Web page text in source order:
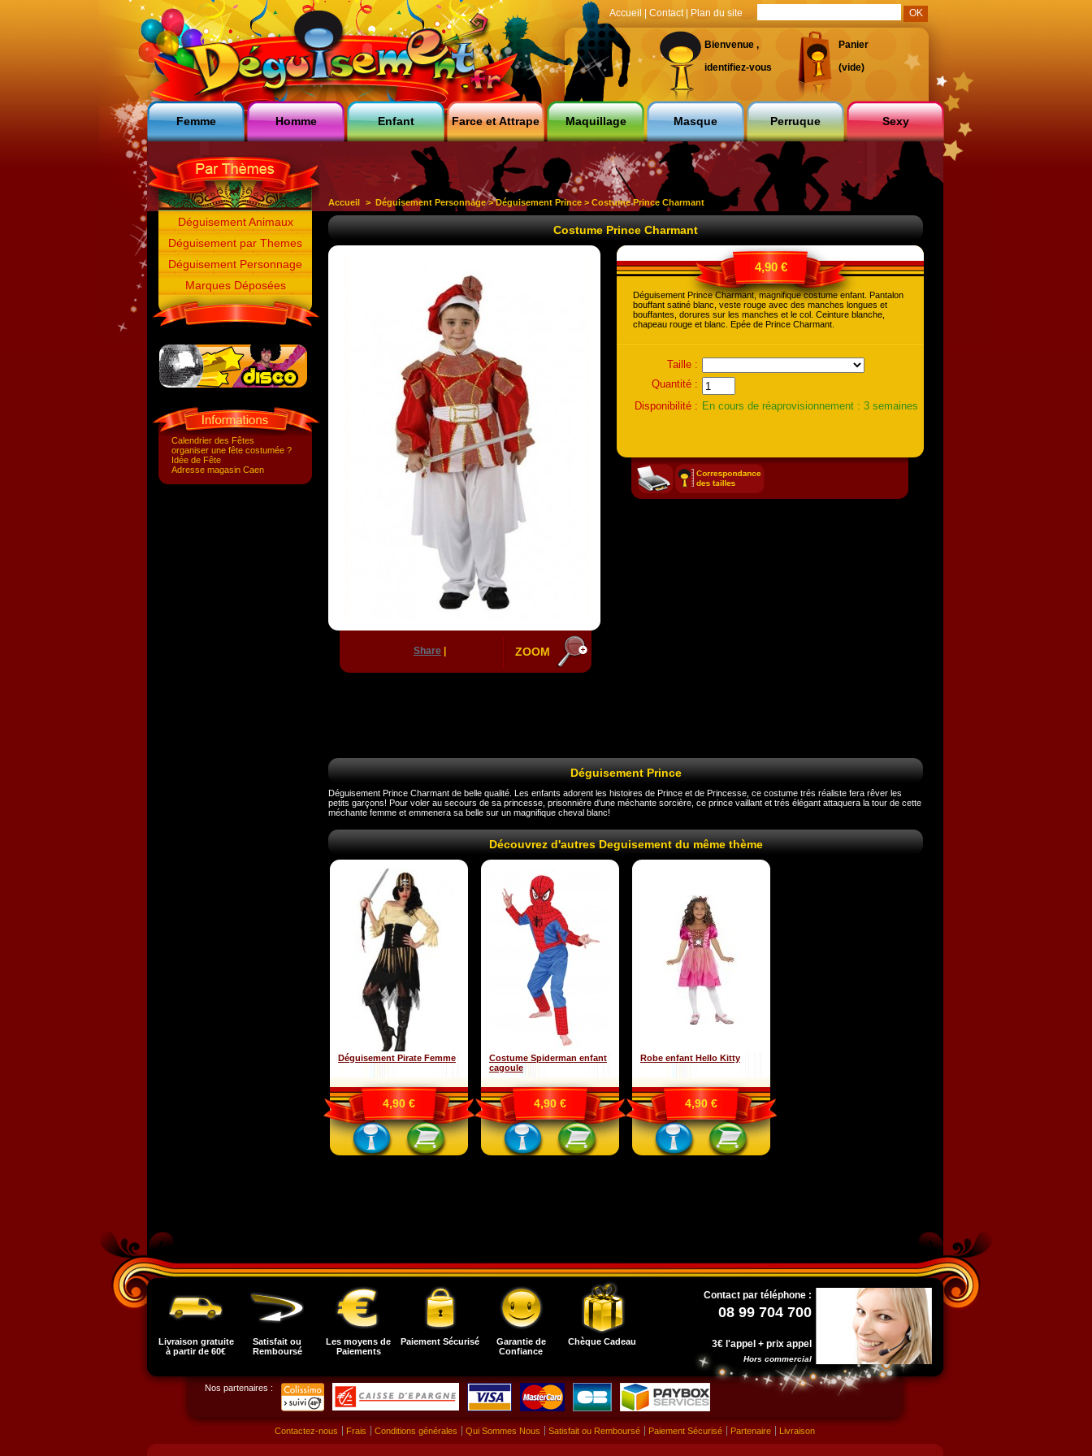
Accueil | Contact | Plan du site
Bienvenue ,
identifiez-vous
Panier
(vide)
Femme Homme Enfant Farce et Attrape Maquillage Masque Perruque Sexy
Déguisement Animaux
Déguisement par Themes
Déguisement Personnage
Marques Déposées
Calendrier des Fêtes
organiser une fête costumée ?
Idée de Fête
Adresse magasin Caen
Accueil > Déguisement Personnage>Déguisement Prince > Costume Prince Charmant
Costume Prince Charmant
Share ZOOM
4,90 €
Déguisement Prince Charmant, magnifique costume enfant. Pantalon
bouffant satiné blanc, veste rouge avec des manches longues et
bouffantes, dorures sur les manches et le col. Ceinture blanche,
chapeau rouge et blanc. Epée de Prince Charmant.
Taille :
Quantité :
Disponibilité : En cours de réaprovisionnement : 3 semaines
Déguisement Prince
Déguisement Prince Charmant de belle qualité. Les enfants adorent les histoires de Prince et de Princesse, ce costume trés réaliste fera rêver les
petits garçons! Pour voler au secours de sa princesse, prisonnière d'une méchante sorcière, ce prince vaillant et trés élégant attaquera la tour de cette
méchante femme et emmenera sa belle sur un magnifique cheval blanc!
Découvrez d'autres Deguisement du même thème
Déguisement Pirate Femme
4,90 €
Costume Spiderman enfant
cagoule
4,90 €
Robe enfant Hello Kitty
4,90 €
Livraison gratuite
à partir de 60€
Satisfait ou
Remboursé
Les moyens de
Paiements
Paiement Sécurisé
Garantie de
Confiance
Chèque Cadeau
Contact par téléphone :
08 99 704 700
3€ l'appel + prix appel
Hors commercial
Nos partenaires :
Contactez-nous Frais Conditions générales Qui Sommes Nous Satisfait ou Remboursé Paiement Sécurisé Partenaire Livraison